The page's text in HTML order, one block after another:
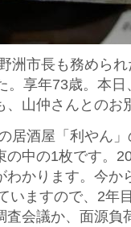
洲市長も務めら
。享年73歳。本
、山仲さんとのお
居酒屋「利やん
の中の1枚です。
わかります。今か
いますので、2年
査会議か、面源負